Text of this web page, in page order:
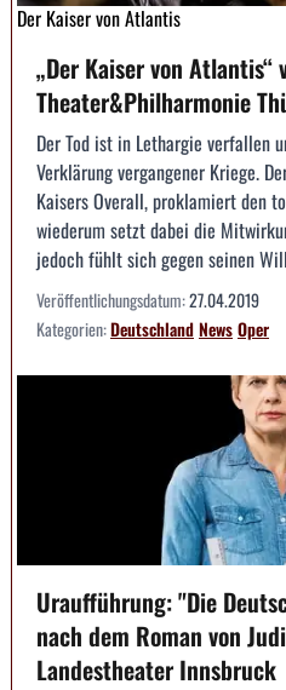
Der Kaiser von Atlantis
„Der Kaiser von
Theater&Philharmonie
Der Tod ist in Lethargie verfallen
Verklärung vergangener Kriege.
Kaisers Overall, proklamiert den
wiederum setzt dabei die
jedoch fühlt sich gegen seinen
Veröffentlichungsdatum:27.04.2019
Kategorien:DeutschlandNewsOper
Uraufführung: "Die
nach dem Roman von
Landestheater Innsbruck